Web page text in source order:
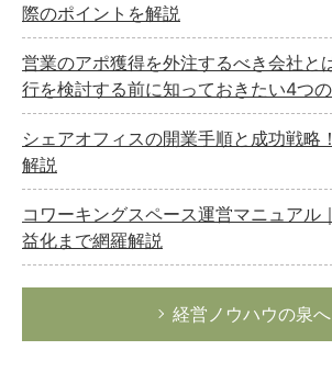
際のポイントを解説
営業のアポ獲得を外注するべき会社と
行を検討する前に知っておきたい4つ
シェアオフィスの開業手順と成功戦略
解説
コワーキングスペース運営マニュアル
益化まで網羅解説
経営ノウハウの泉へ